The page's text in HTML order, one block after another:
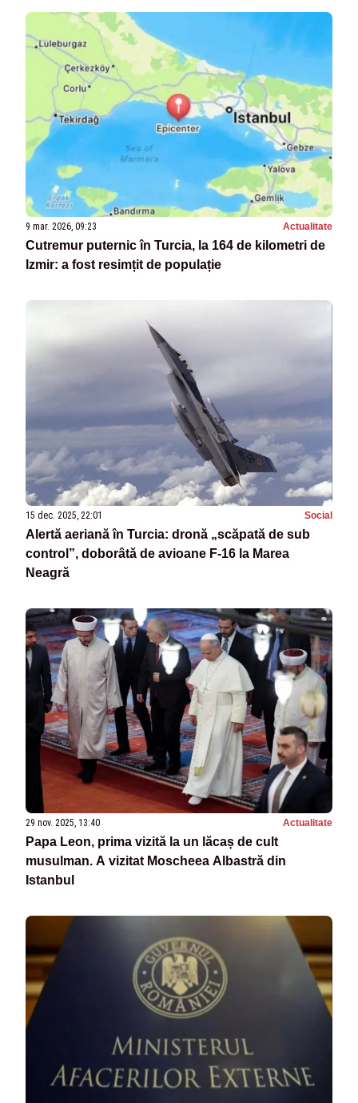
9 mar. 2026, 09:23 Actualitate
Cutremur puternic în Turcia, la 164 de kilometri de
Izmir: a fost resimțit de populație
15 dec. 2025, 22:01 Social
Alertă aeriană în Turcia: dronă „scăpată de sub
control”, doborâtă de avioane F-16 la Marea
Neagră
29 nov. 2025, 13:40 Actualitate
Papa Leon, prima vizită la un lăcaș de cult
musulman. A vizitat Moscheea Albastră din
Istanbul